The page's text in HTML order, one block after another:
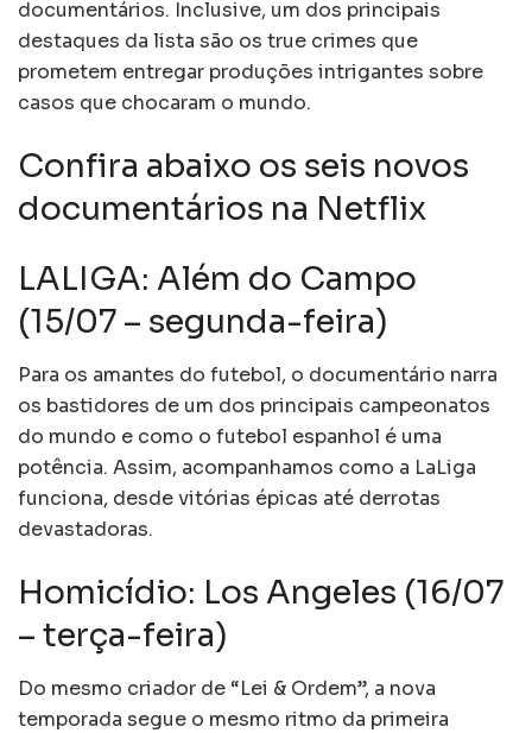
documentários. Inclusive, um dos principais
destaques da lista são os true crimes que
prometem entregar produções intrigantes sobre
casos que chocaram o mundo.
Confira abaixo os seis novos
documentários na Netflix
LALIGA: Além do Campo
(15/07 – segunda-feira)
Para os amantes do futebol, o documentário narra
os bastidores de um dos principais campeonatos
do mundo e como o futebol espanhol é uma
potência. Assim, acompanhamos como a LaLiga
funciona, desde vitórias épicas até derrotas
devastadoras.
Homicídio: Los Angeles (16/07
– terça-feira)
Do mesmo criador de “Lei & Ordem”, a nova
temporada segue o mesmo ritmo da primeira